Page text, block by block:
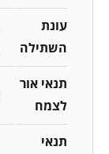
עונת
השתילה
תנאי אור
לצמח
תנאי